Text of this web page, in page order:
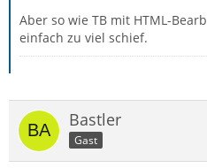
Aber so wie TB mit HTML-
einfach zu viel schief.
Bastler
Gast